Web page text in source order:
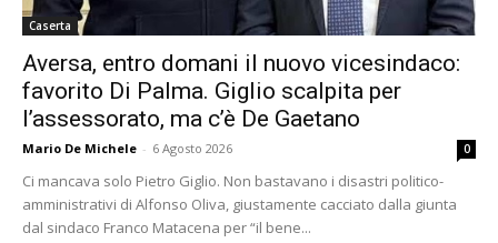
Caserta
Aversa, entro domani il nuovo vicesindaco:
favorito Di Palma. Giglio scalpita per
l’assessorato, ma c’è De Gaetano
Mario De Michele - 6 Agosto 2026 0
Ci mancava solo Pietro Giglio. Non bastavano i disastri politico-
amministrativi di Alfonso Oliva, giustamente cacciato dalla giunta
dal sindaco Franco Matacena per “il bene...